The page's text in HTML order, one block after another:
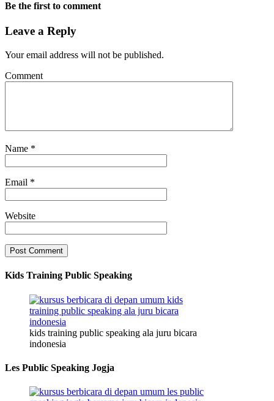
Be the first to comment
Leave a Reply
Your email address will not be published.
Comment
Name *
Email *
Website
Kids Training Public Speaking
kids training public speaking ala juru bicara
indonesia
Les Public Speaking Jogja